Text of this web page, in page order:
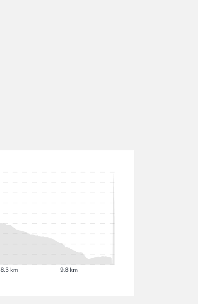
8.3 km 9.8 km